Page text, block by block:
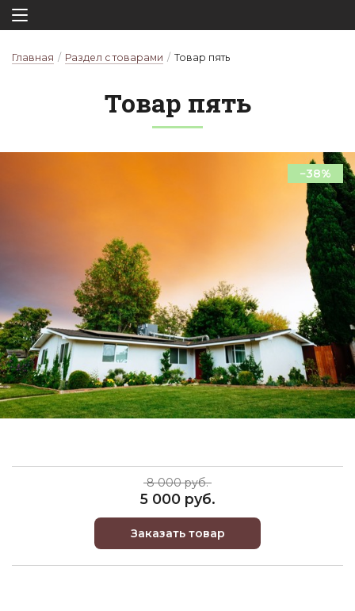
Главная / Раздел с товарами / Товар пять
То­вар пять
−38%
8 000 руб.
5 000 руб.
Заказать товар